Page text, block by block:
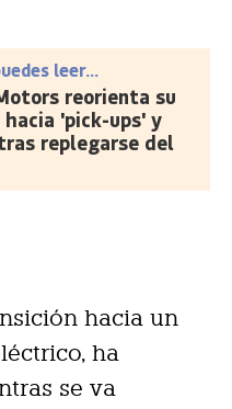
leer...
reorienta su
'pick-ups' y
replegarse del
hacia un
ha
se va